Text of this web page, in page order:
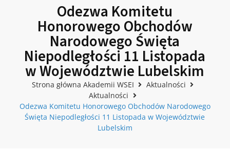
Odezwa Komitetu
Honorowego Obchodów
Narodowego Święta
Niepodległości 11 Listopada
w Województwie Lubelskim
Strona główna Akademii WSEI
Aktualności
Aktualności
Odezwa Komitetu Honorowego Obchodów Narodowego
Święta Niepodległości 11 Listopada w Województwie
Lubelskim